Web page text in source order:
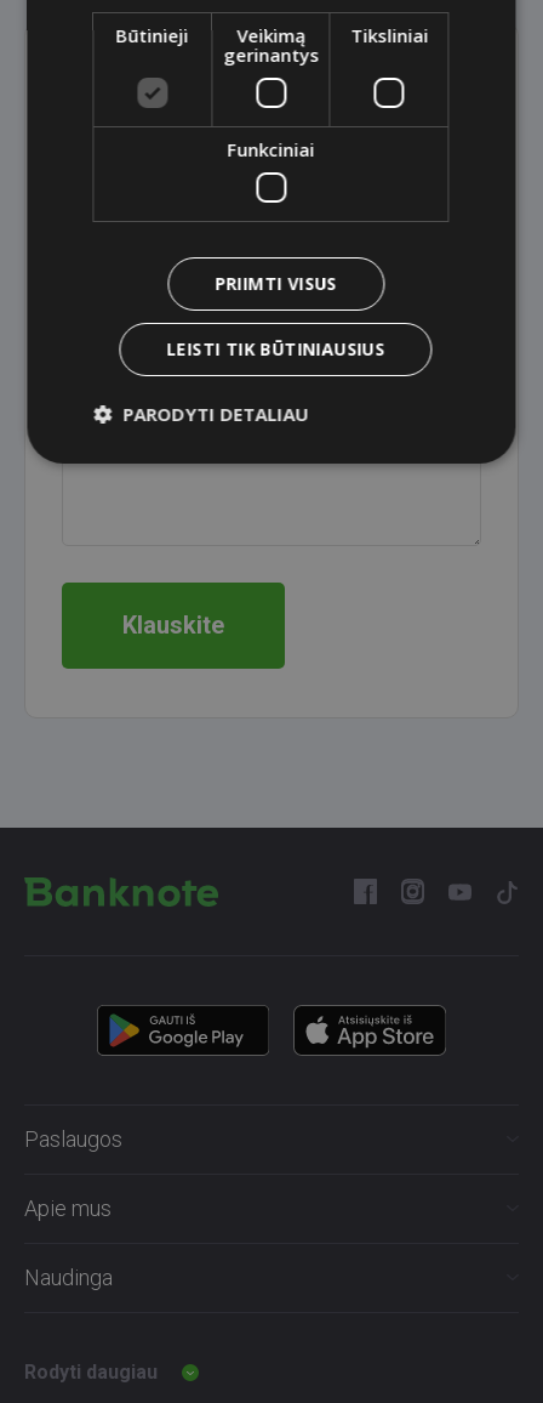
Užduokite savo klausimą
Jūsų klausimas
Klauskite
Paslaugos
Apie mus
Naudinga
Rodyti daugiau
Būtinieji
Veikimą
gerinantys
Tiksliniai
Funkciniai
PRIIMTI VISUS
LEISTI TIK BŪTINIAUSIUS
PARODYTI DETALIAU